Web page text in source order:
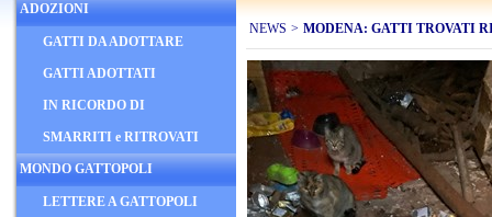
ADOZIONI
GATTI DA ADOTTARE
GATTI ADOTTATI
IN RICORDO DI
SMARRITI e RITROVATI
MONDO GATTOPOLI
LETTERE A GATTOPOLI
NEWS > MODENA: GATTI TROVATI